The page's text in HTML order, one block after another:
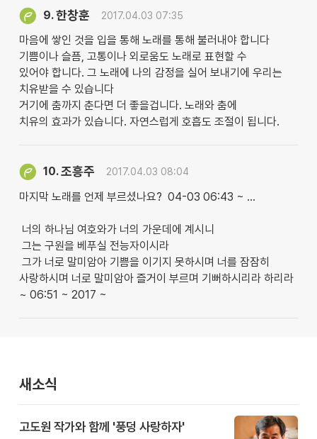
9.한창훈 2017.04.03 07:35
마음에 쌓인 것을 입을 통해 노래를 통해 불러내야 합니다
기쁨이나 슬픔, 고통이나 외로움도 노래로 표현할 수
있어야 합니다. 그 노래에 나의 감정을 실어 보내기에 우리는
치유받을 수 있습니다
거기에 춤까지 춘다면 더 좋을겁니다. 노래와 춤에
치유의 효과가 있습니다. 자연스럽게 호흡도 조절이 됩니다.
10.조흥주 2017.04.03 08:04
마지막 노래를 언제 부르셨나요? 04-03 06:43 ~ …
너의 하나님 여호와가 너의 가운데에 계시니
그는 구원을 베푸실 전능자이시라
그가 너로 말미암아 기쁨을 이기지 못하시며 너를 잠잠히
사랑하시며 너로 말미암아 즐거이 부르며 기뻐하시리라 하리라
~ 06:51 ~ 2017 ~
새소식
고도원 작가와 함께 '풍덩 사랑하자'